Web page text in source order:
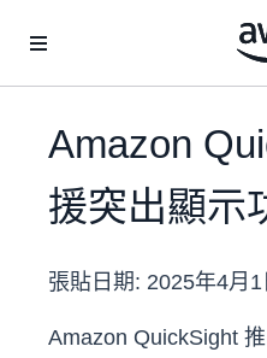
Amazon
援突出顯示
張貼日期: 2025年4月1
Amazon QuickSight